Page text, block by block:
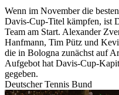
Wenn im November die
Davis-Cup-Titel kämpfen, ist
Team am Start. Alexander
Hanfmann, Tim Pütz und
die in Bologna zunächst auf
Aufgebot hat Davis-Cup-
gegeben.
Deutscher Tennis Bund